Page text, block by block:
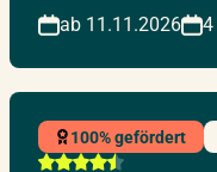
ab 11.11.2026 4
100% gefördert